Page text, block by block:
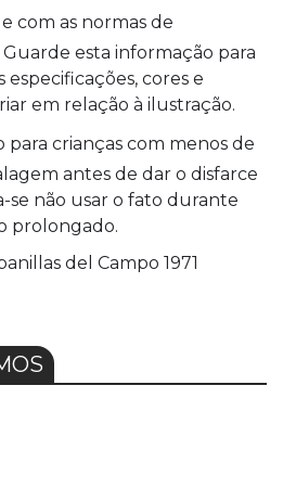
com as normas de
esta informação para
cores e
em relação à ilustração.
para crianças com menos de
antes de dar o disfarce
se não usar o fato durante
prolongado.
del Campo 1971